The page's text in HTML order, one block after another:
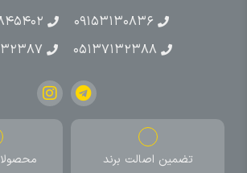
۰۹۱۵۳۱۳۰۸۳۶
۰۵۱۳۷۱۳۲۳۸۸
تضمین اصالت برند